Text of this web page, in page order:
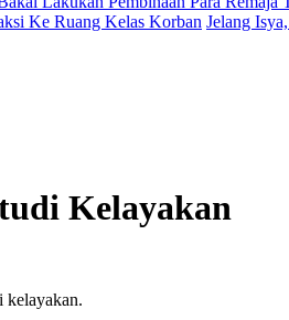
Ke Ruang Kelas Korban Jelang
Kelayakan
kelayakan.